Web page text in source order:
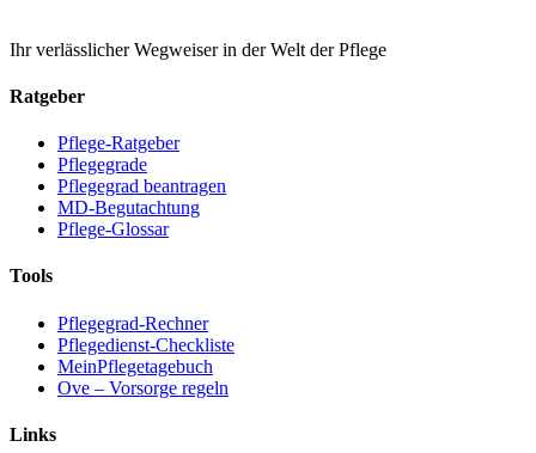
Ihr verlässlicher Wegweiser in der Welt der Pflege
Ratgeber
Pflege-Ratgeber
Pflegegrade
Pflegegrad beantragen
MD-Begutachtung
Pflege-Glossar
Tools
Pflegegrad-Rechner
Pflegedienst-Checkliste
MeinPflegetagebuch
Ove – Vorsorge regeln
Links